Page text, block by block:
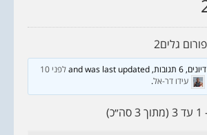
פורום גלים2
לפני 10
עידו דר-אל.